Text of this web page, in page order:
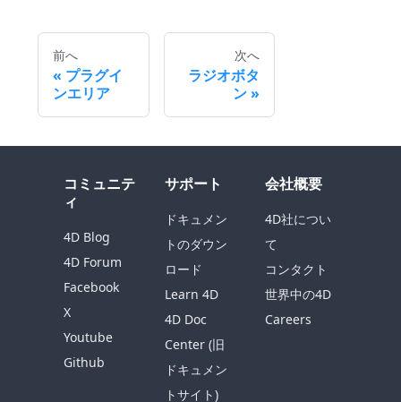
前へ
プラグイ
ンエリア
次へ
ラジオボタ
ン
コミュニテ
ィ
4D Blog
4D Forum
Facebook
X
Youtube
Github
サポート
ドキュメン
トのダウン
ロード
Learn 4D
4D Doc
Center (旧
ドキュメン
トサイト)
会社概要
4D社につい
て
コンタクト
世界中の4D
Careers